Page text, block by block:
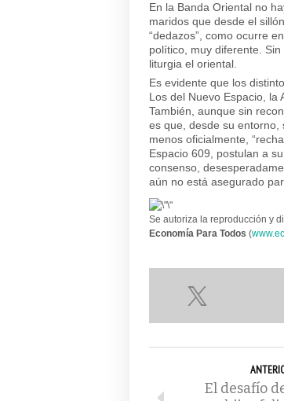
En la Banda Oriental no
maridos que desde el
“dedazos”, como ocurre
político, muy diferente.
liturgia el oriental.
Es evidente que los
Los del Nuevo Espacio, la
También, aunque sin
es que, desde su entorno,
menos oficialmente,
Espacio 609, postulan a
consenso,
aún no está asegurado
Se autoriza la reproducción y
Economía Para Todos (
El desafío